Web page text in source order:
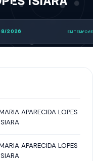
2026
APARECIDA LOPES
APARECIDA LOPES